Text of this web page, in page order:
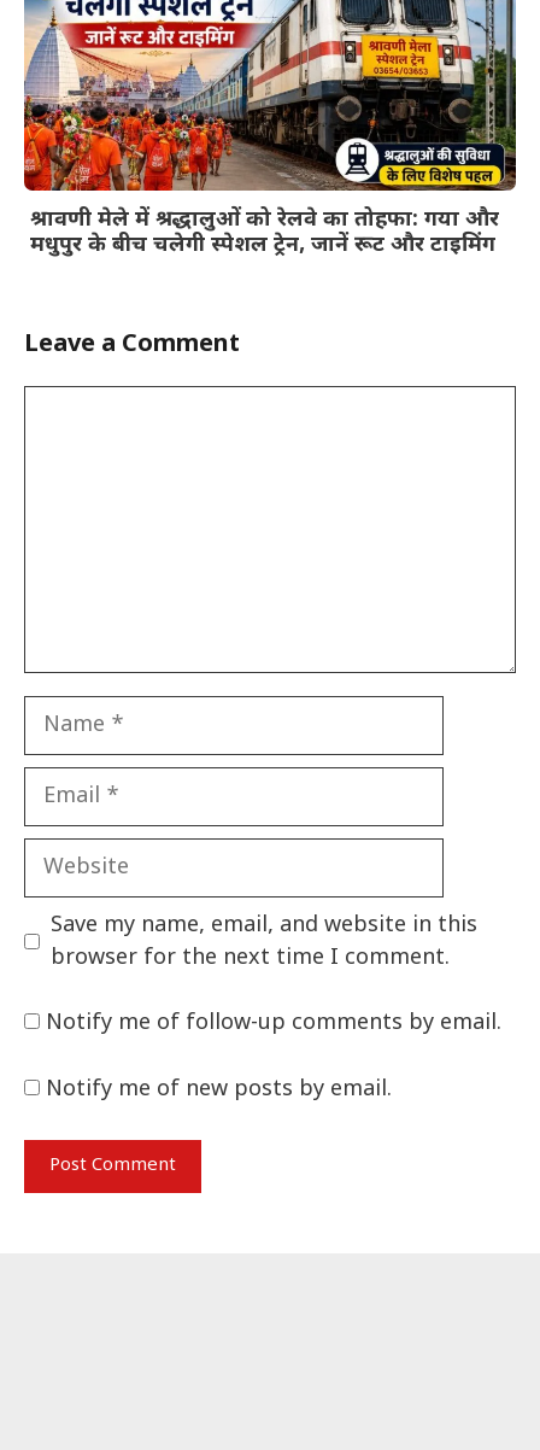
श्रावणी मेले में श्रद्धालुओं को रेलवे का तोहफा: गया और
मधुपुर के बीच चलेगी स्पेशल ट्रेन, जानें रूट और टाइमिंग
Leave a Comment
Name
Email
Website
Save my name, email, and website in this
browser for the next time I comment.
Notify me of follow-up comments by email.
Notify me of new posts by email.